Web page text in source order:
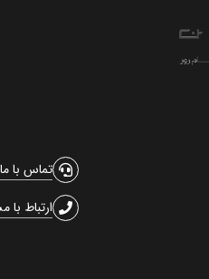
تماس با ما
ارتباط با